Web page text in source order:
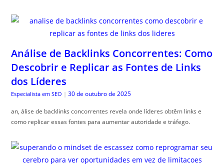
Análise de Backlinks Concorrentes: Como
Descobrir e Replicar as Fontes de Links
dos Líderes
Especialista em SEO | 30 de outubro de 2025
an, álise de backlinks concorrentes revela onde líderes obtêm links e
como replicar essas fontes para aumentar autoridade e tráfego.